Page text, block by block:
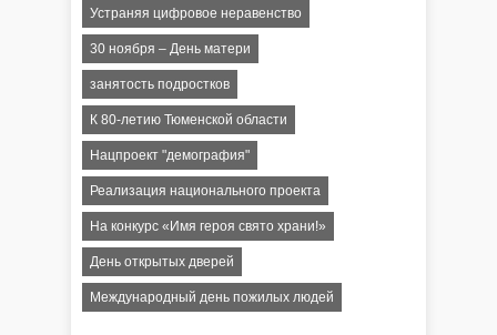
Устраняя цифровое неравенство
30 ноября – День матери
занятость подростков
К 80-летию Тюменской области
Нацпроект "демография"
Реализация национального проекта
На конкурс «Имя героя свято храни!»
День открытых дверей
Международный день пожилых людей